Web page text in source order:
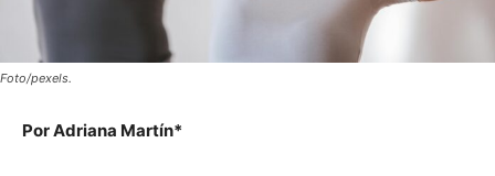
Foto/pexels.
Por Adriana Martín*